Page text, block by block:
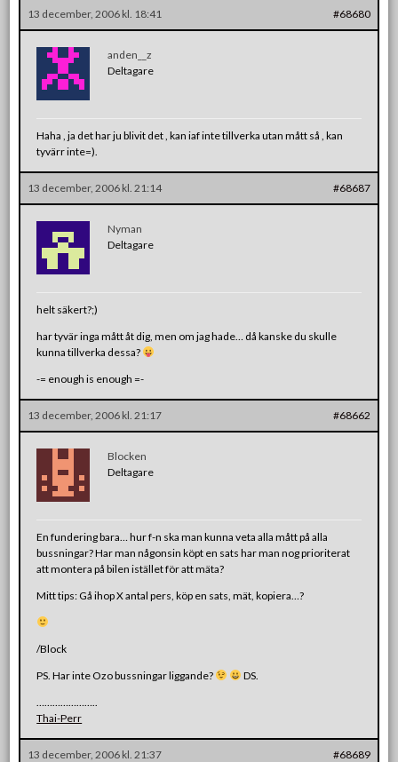
13 december, 2006 kl. 18:41 #68680
anden__z
Deltagare
Haha , ja det har ju blivit det , kan iaf inte tillverka utan mått så , kan
tyvärr inte=).
13 december, 2006 kl. 21:14 #68687
Nyman
Deltagare
helt säkert?;)
har tyvär inga mått åt dig, men om jag hade… då kanske du skulle
kunna tillverka dessa?
-= enough is enough =-
13 december, 2006 kl. 21:17 #68662
Blocken
Deltagare
En fundering bara… hur f-n ska man kunna veta alla mått på alla
bussningar? Har man någonsin köpt en sats har man nog prioriterat
att montera på bilen istället för att mäta?
Mitt tips: Gå ihop X antal pers, köp en sats, mät, kopiera…?
/Block
PS. Har inte Ozo bussningar liggande?
DS.
Thai-Perr
13 december, 2006 kl. 21:37 #68689